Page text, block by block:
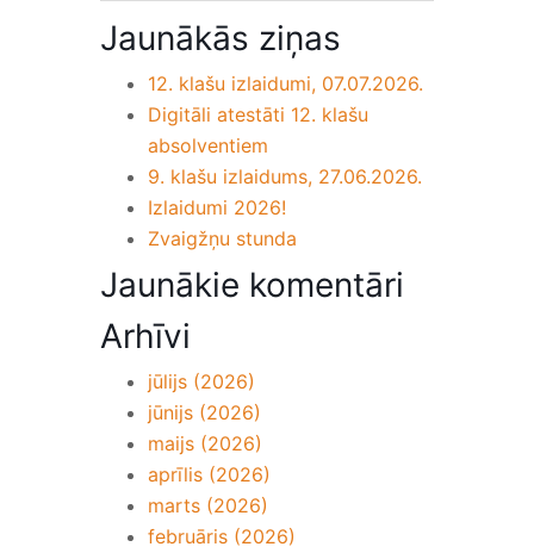
Jaunākās ziņas
12. klašu izlaidumi, 07.07.2026.
Digitāli atestāti 12. klašu
absolventiem
9. klašu izlaidums, 27.06.2026.
Izlaidumi 2026!
Zvaigžņu stunda
Jaunākie komentāri
Arhīvi
jūlijs (2026)
jūnijs (2026)
maijs (2026)
aprīlis (2026)
marts (2026)
februāris (2026)